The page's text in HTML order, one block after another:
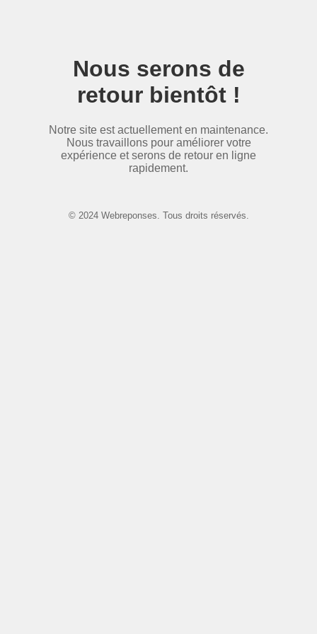
Nous serons de
retour bientôt !
Notre site est actuellement en maintenance.
Nous travaillons pour améliorer votre
expérience et serons de retour en ligne
rapidement.
© 2024 Webreponses. Tous droits réservés.